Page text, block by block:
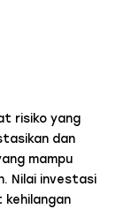
risiko yang
dan
mampu
Nilai investasi